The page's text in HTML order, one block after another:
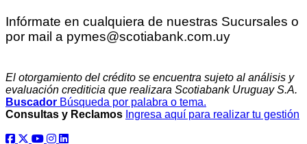
Infórmate en cualquiera de nuestras Sucursales o
por mail a pymes@scotiabank.com.uy
El otorgamiento del crédito se encuentra sujeto al análisis y
evaluación crediticia que realizara Scotiabank Uruguay S.A.
Buscador Búsqueda por palabra o tema.
Consultas y Reclamos Ingresa aquí para realizar tu gestión